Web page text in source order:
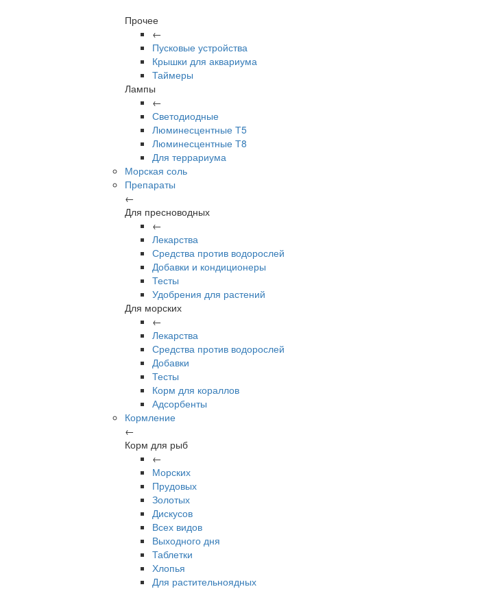
Прочее
←
Пусковые устройства
Крышки для аквариума
Таймеры
Лампы
←
Светодиодные
Люминесцентные Т5
Люминесцентные Т8
Для террариума
Морская соль
Препараты
←
Для пресноводных
←
Лекарства
Средства против водорослей
Добавки и кондиционеры
Тесты
Удобрения для растений
Для морских
←
Лекарства
Средства против водорослей
Добавки
Тесты
Корм для кораллов
Адсорбенты
Кормление
←
Корм для рыб
←
Морских
Прудовых
Золотых
Дискусов
Всех видов
Выходного дня
Таблетки
Хлопья
Для растительноядных